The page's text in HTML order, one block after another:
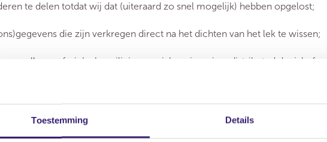
Toestemming Details
te delen totdat wij dat (uiteraard zo snel mogelijk) hebben opgelost;
die zijn verkregen direct na het dichten van het lek te wissen;
aanvallen op fysieke beveiliging, social engineering, distributed denial of
van derden.
op je melding met een beoordeling van de melding en de verwachte datum